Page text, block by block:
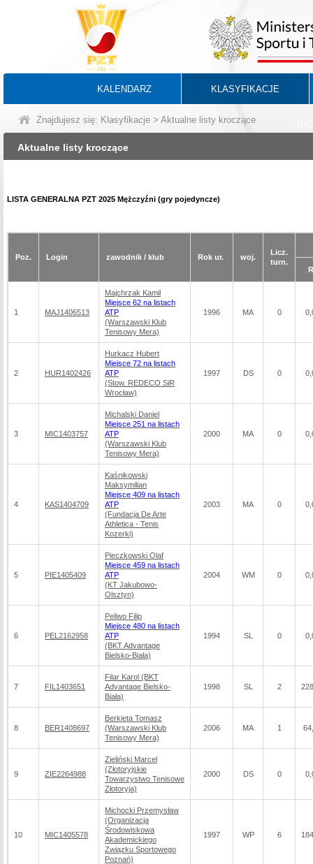
KALENDARZ KLASYFIKACJE
Znajdujesz się: Klasyfikacje > Aktualne listy kroczące
Aktualne listy kroczące
LISTA GENERALNA PZT 2025 Mężczyźni (gry pojedyncze)
Poz. Login zawodnik / klub Rok ur. woj.
Licz.
turn.
1 MAJ1406513
Majchrzak Kamil
Miejsce 62 na listach
ATP
(Warszawski Klub
Tenisowy Mera)
1996 MA 0
2 HUR1402426
Hurkacz Hubert
Miejsce 72 na listach
ATP
(Stow. REDECO SiR
Wrocław)
1997 DS 0
3 MIC1403757
Michalski Daniel
Miejsce 251 na listach
ATP
(Warszawski Klub
Tenisowy Mera)
2000 MA 0
4 KAS1404709
Kaśnikowski
Maksymilian
Miejsce 409 na listach
ATP
(Fundacja De Arte
Athletica - Tenis
Kozerki)
2003 MA 0
5 PIE1405409
Pieczkowski Olaf
Miejsce 459 na listach
ATP
(KT Jakubowo-
Olsztyn)
2004 WM 0
6 PEL2162958
Peliwo Filip
Miejsce 480 na listach
ATP
(BKT Advantage
Bielsko-Biała)
1994 SL 0
7 FIL1403651
Filar Karol (BKT
Advantage Bielsko-
Biała)
1998 SL 2
8 BER1408697
Berkieta Tomasz
(Warszawski Klub
Tenisowy Mera)
2006 MA 1
9 ZIE2264988
Zieliński Marcel
(Złotoryjskie
Towarzystwo Tenisowe
Złotoryja)
2000 DS 0
10 MIC1405578
Michocki Przemysław
(Organizacja
Środowiskowa
Akademickiego
Związku Sportowego
Poznań)
1997 WP 6